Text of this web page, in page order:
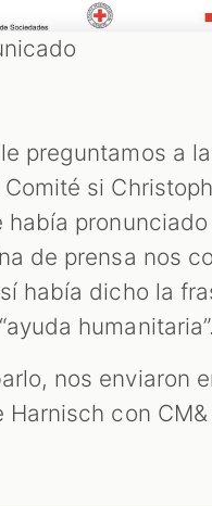
preguntamos a
si Christoph
había
de prensa nos
había dicho la
humanitaria”.
nos enviaron
Harnisch con